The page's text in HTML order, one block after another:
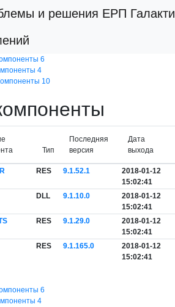
и решения ЕРП
6
4
10
Тип
Последняя
версия
Дата
выхода
RES 9.1.52.1
2018-01-12
15:02:41
DLL 9.1.10.0
2018-01-12
15:02:41
RES 9.1.29.0
2018-01-12
15:02:41
RES 9.1.165.0
2018-01-12
15:02:41
6
4